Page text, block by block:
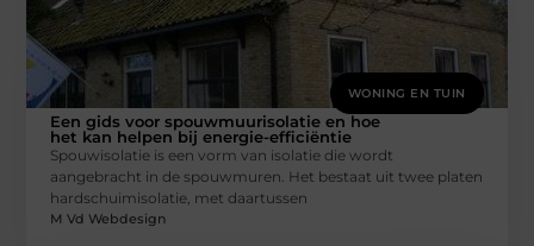
WONING EN TUIN
Een gids voor spouwmuurisolatie en hoe
het kan helpen bij energie-efficiëntie
Spouwisolatie is een vorm van isolatie die wordt
aangebracht in de spouwmuren. Het bestaat uit twee platen
hardschuimisolatie, met daartussen
M Vd Webdesign